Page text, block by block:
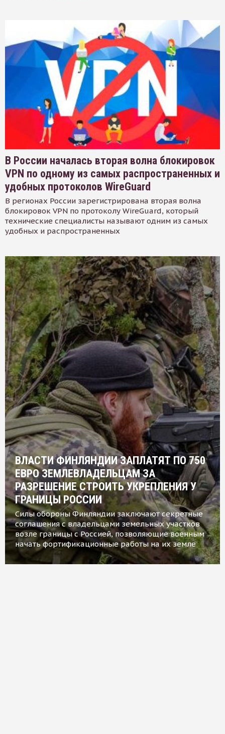
В России началась вторая волна блокировок
VPN по одному из самых распространенных и
удобных протоколов WireGuard
В регионах России зарегистрирована вторая волна
блокировок VPN по протоколу WireGuard, который
технические специалисты называют одним из самых
удобных и распространенных
ВЛАСТИ ФИНЛЯНДИИ ЗАПЛАТЯТ ПО 750
ЕВРО ЗЕМЛЕВЛАДЕЛЬЦАМ ЗА
РАЗРЕШЕНИЕ СТРОИТЬ УКРЕПЛЕНИЯ У
ГРАНИЦЫ РОССИИ
Силы обороны Финляндии заключают секретные
соглашения с владельцами земельных участков
возле границы с Россией, позволяющие военным
начать фортификационные работы на их земле